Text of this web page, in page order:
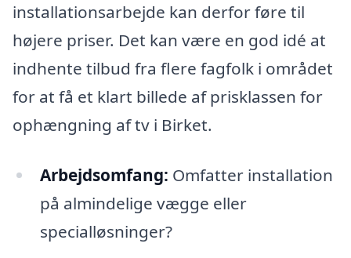
installationsarbejde kan derfor føre til
højere priser. Det kan være en god idé at
indhente tilbud fra flere fagfolk i området
for at få et klart billede af prisklassen for
ophængning af tv i Birket.
Arbejdsomfang: Omfatter installation
på almindelige vægge eller
specialløsninger?